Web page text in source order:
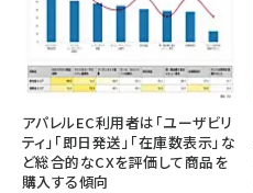
アパレルEC利用者は「ユーザビリ
ティ」「即日発送」「在庫数表示」な
ど総合的なCXを評価して商品を
購入する傾向